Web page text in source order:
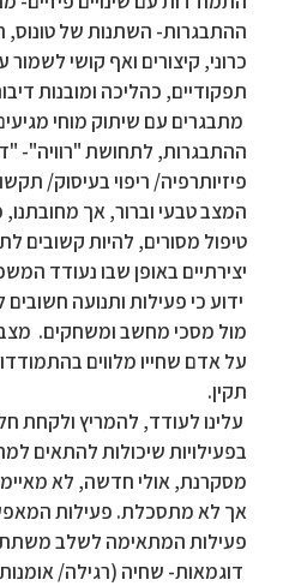
ההתבגרות- השתנות של
כרוני, קיצורים ואף קושי לשמור
תפקודיים, כהליכה ומובנות
מתבגרים עם שיתוק מוחי
ההתבגרות, לתחושת "רוויה"-
פיזיותרפיה/ ריפוי בעיסוק/
המצב טבעי וברור, אך
טיפול מסורים, להיות קשובים
יצירתיים באופן שבו נעודד
ידוע כי פעילות ותנועה
מול מסכי מחשב ומשחקים. מצב
על אדם שחייו מלווים
תקין.
עלינו לעודד, להמריץ ולקחת
בפעילויות שיכולות להתאים
מסקרנת, אולי חדשה, לא
אך לא מתסכלת. פעילות
פעילות המתאימה לשלב
דוגמאות- שחיה (רגילה/